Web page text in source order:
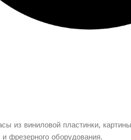
чтобы увеличить
из виниловой пластинки,
фрезерного оборудования.